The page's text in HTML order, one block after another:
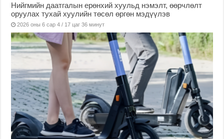
Нийгмийн даатгалын ерөнхий хуульд нэмэлт, өөрчлөлт
оруулах тухай хуулийн төсөл өргөн мэдүүлэв
2026 оны 6 сар 4 / 17 цаг 36 минут